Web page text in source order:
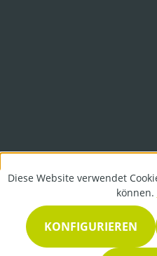
Diese Website verwendet
können.
KONFIGURIEREN